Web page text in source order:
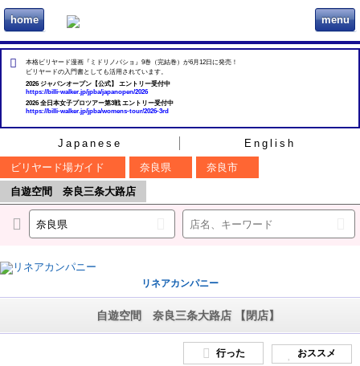
home ビリヲカ menu
本格ビリヤード漫画『ミドリノバショ』9巻（完結巻）が6月12日に発売！
ビリヤードの入門書としても活用されています。
2026 ジャパンオープン【公式】 エントリー受付中
https://billi-walker.jp/jpba/japanopen/2026
2026 全日本女子プロツアー第3戦 エントリー受付中
https://billi-walker.jp/jpba/womens-tour/2026-3rd
Japanese
English
ビリヤード場ガイド
奈良県
奈良市
自遊空間 奈良三条大路店
リネアカンパニー
自遊空間 奈良三条大路店 【閉店】
行った おススメ